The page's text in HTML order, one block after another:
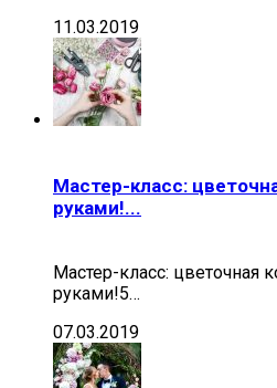
11.03.2019
Мастер-класс:
руками!...
Мастер-класс: цветочная
руками!5…
07.03.2019